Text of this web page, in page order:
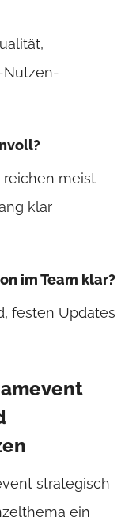
Nutzen-
reichen meist
klar
im Team klar?
festen Updates
strategisch
ein